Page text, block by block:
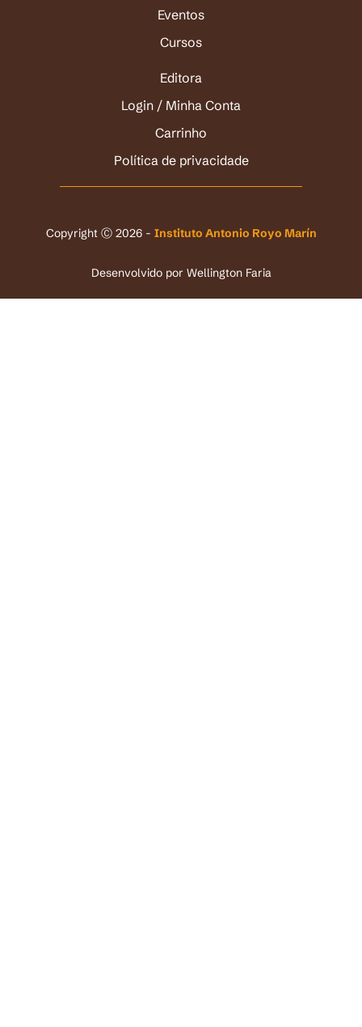
Eventos
Cursos
Editora
Login / Minha Conta
Carrinho
Política de privacidade
Copyright Ⓒ 2026 - Instituto Antonio Royo Marín
Desenvolvido por Wellington Faria